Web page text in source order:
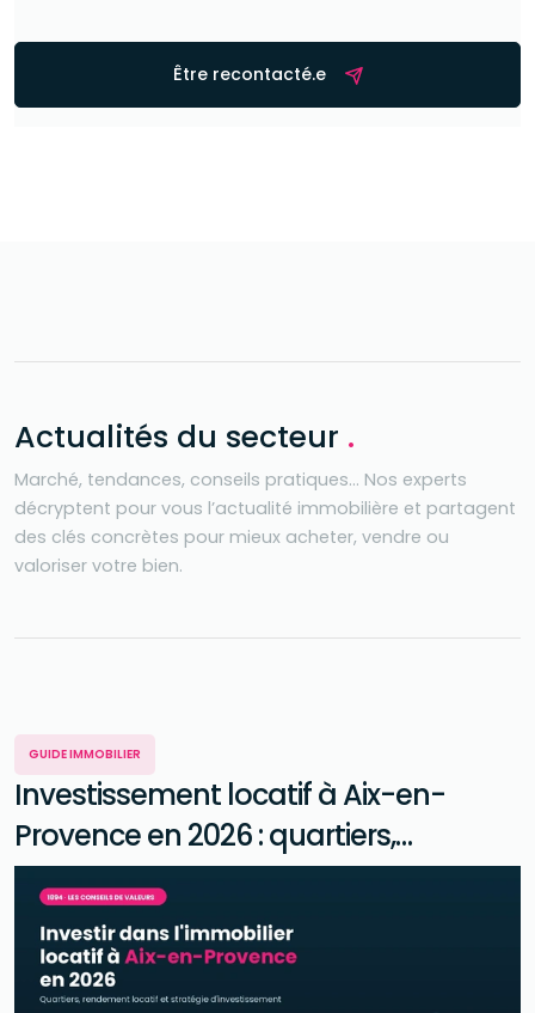
Être recontacté.e
Actualités du secteur .
Marché, tendances, conseils pratiques… Nos experts
décryptent pour vous l’actualité immobilière et partagent
des clés concrètes pour mieux acheter, vendre ou
valoriser votre bien.
GUIDE IMMOBILIER
Investissement locatif à Aix-en-
Provence en 2026 : quartiers,
rendement et stratégie